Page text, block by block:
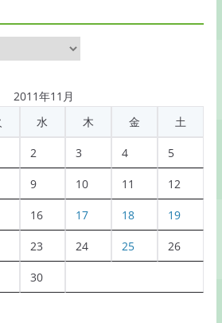
2011年11月
水 木 金 土
2 3 4 5
9 10 11 12
16 17 18 19
23 24 25 26
30